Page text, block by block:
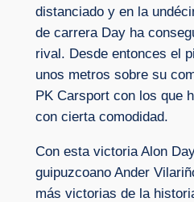
distanciado y en la
de carrera Day ha
rival. Desde entonces el
unos metros sobre su
PK Carsport con los que
con cierta comodidad.
Con esta victoria Alon
guipuzcoano Ander
más victorias de la